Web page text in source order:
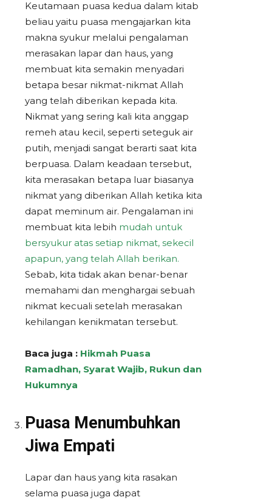
Keutamaan puasa kedua dalam kitab
beliau yaitu puasa mengajarkan kita
makna syukur melalui pengalaman
merasakan lapar dan haus, yang
membuat kita semakin menyadari
betapa besar nikmat-nikmat Allah
yang telah diberikan kepada kita.
Nikmat yang sering kali kita anggap
remeh atau kecil, seperti seteguk air
putih, menjadi sangat berarti saat kita
berpuasa. Dalam keadaan tersebut,
kita merasakan betapa luar biasanya
nikmat yang diberikan Allah ketika kita
dapat meminum air. Pengalaman ini
membuat kita lebih mudah untuk
bersyukur atas setiap nikmat, sekecil
apapun, yang telah Allah berikan.
Sebab, kita tidak akan benar-benar
memahami dan menghargai sebuah
nikmat kecuali setelah merasakan
kehilangan kenikmatan tersebut.
Baca juga : Hikmah Puasa
Ramadhan, Syarat Wajib, Rukun dan
Hukumnya
Puasa Menumbuhkan
Jiwa Empati
Lapar dan haus yang kita rasakan
selama puasa juga dapat